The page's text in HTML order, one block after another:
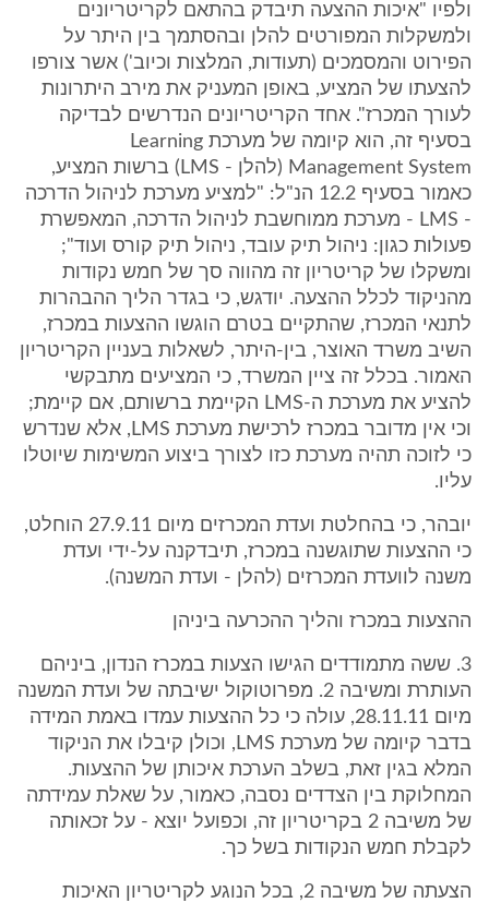
ולפיו "איכות ההצעה תיבדק בהתאם לקריטריונים
ולמשקלות המפורטים להלן ובהסתמך בין היתר על
הפירוט והמסמכים (תעודות, המלצות וכיוב') אשר צורפו
להצעתו של המציע, באופן המעניק את מירב היתרונות
לעורך המכרז". אחד הקריטריונים הנדרשים לבדיקה
בסעיף זה, הוא קיומה של מערכת Learning
Management System (להלן - LMS) ברשות המציע,
כאמור בסעיף 12.2 הנ"ל: "למציע מערכת לניהול הדרכה
- LMS - מערכת ממוחשבת לניהול הדרכה, המאפשרת
פעולות כגון: ניהול תיק עובד, ניהול תיק קורס ועוד";
ומשקלו של קריטריון זה מהווה סך של חמש נקודות
מהניקוד לכלל ההצעה. יודגש, כי בגדר הליך ההבהרות
לתנאי המכרז, שהתקיים בטרם הוגשו ההצעות במכרז,
השיב משרד האוצר, בין-היתר, לשאלות בעניין הקריטריון
האמור. בכלל זה ציין המשרד, כי המציעים מתבקשי
להציע את מערכת ה-LMS הקיימת ברשותם, אם קיימת;
וכי אין מדובר במכרז לרכישת מערכת LMS, אלא שנדרש
כי לזוכה תהיה מערכת כזו לצורך ביצוע המשימות שיוטלו
עליו.
יובהר, כי בהחלטת ועדת המכרזים מיום 27.9.11 הוחלט,
כי ההצעות שתוגשנה במכרז, תיבדקנה על-ידי ועדת
משנה לוועדת המכרזים (להלן - ועדת המשנה).
ההצעות במכרז והליך ההכרעה ביניהן
3. ששה מתמודדים הגישו הצעות במכרז הנדון, ביניהם
העותרת ומשיבה 2. מפרוטוקול ישיבתה של ועדת המשנה
מיום 28.11.11, עולה כי כל ההצעות עמדו באמת המידה
בדבר קיומה של מערכת LMS, וכולן קיבלו את הניקוד
המלא בגין זאת, בשלב הערכת איכותן של ההצעות.
המחלוקת בין הצדדים נסבה, כאמור, על שאלת עמידתה
של משיבה 2 בקריטריון זה, וכפועל יוצא - על זכאותה
לקבלת חמש הנקודות בשל כך.
הצעתה של משיבה 2, בכל הנוגע לקריטריון האיכות